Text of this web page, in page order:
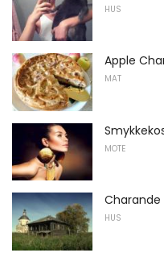
HUS
Apple
MAT
MOTE
HUS